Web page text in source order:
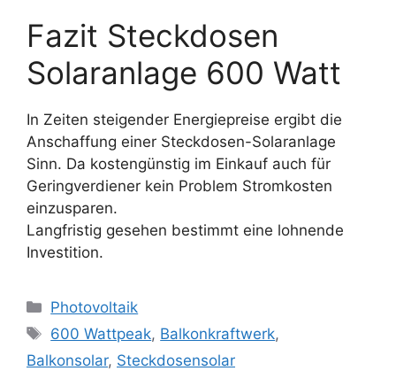
Fazit Steckdosen
Solaranlage 600 Watt
In Zeiten steigender Energiepreise ergibt die
Anschaffung einer Steckdosen-Solaranlage
Sinn. Da kostengünstig im Einkauf auch für
Geringverdiener kein Problem Stromkosten
einzusparen.
Langfristig gesehen bestimmt eine lohnende
Investition.
Kategorien
Photovoltaik
Schlagwörter
600 Wattpeak, Balkonkraftwerk,
Balkonsolar, Steckdosensolar